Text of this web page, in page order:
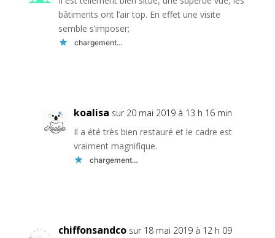
bâtiments ont l’air top. En effet une visite
semble s’imposer;
chargement…
koalisa sur 20 mai 2019 à 13 h 16 min
Il a été très bien restauré et le cadre est
vraiment magnifique.
chargement…
chiffonsandco sur 18 mai 2019 à 12 h 09